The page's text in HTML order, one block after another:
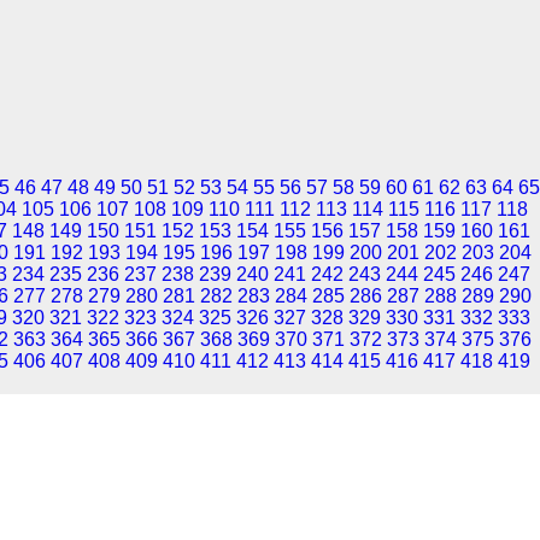
46 47 48 49 50 51 52 53 54 55 56 57 58 59 60 61 62 63 64 65
105 106 107 108 109 110 111 112 113 114 115 116 117 118
148 149 150 151 152 153 154 155 156 157 158 159 160 161
191 192 193 194 195 196 197 198 199 200 201 202 203 204
234 235 236 237 238 239 240 241 242 243 244 245 246 247
277 278 279 280 281 282 283 284 285 286 287 288 289 290
320 321 322 323 324 325 326 327 328 329 330 331 332 333
363 364 365 366 367 368 369 370 371 372 373 374 375 376
406 407 408 409 410 411 412 413 414 415 416 417 418 419